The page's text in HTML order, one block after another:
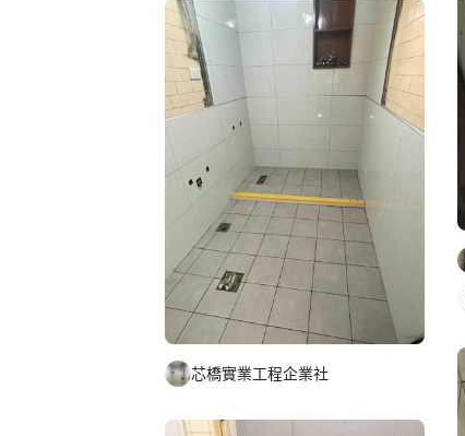
芯橋實業工程企業社